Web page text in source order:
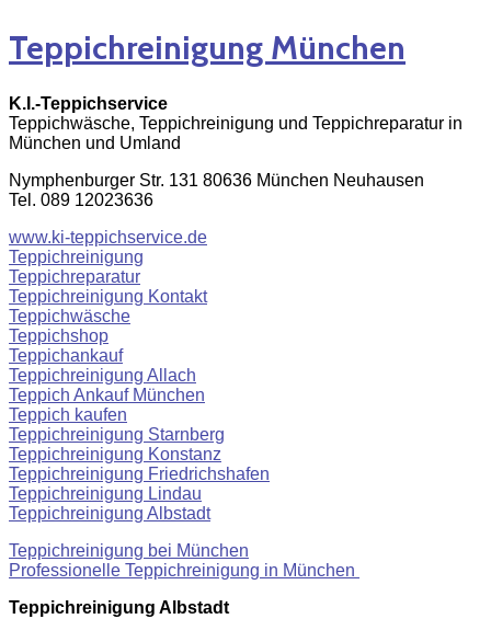
Teppichreinigung München
K.I.-Teppichservice
Teppichwäsche, Teppichreinigung und Teppichreparatur in
München und Umland
Nymphenburger Str. 131 80636 München Neuhausen
Tel. 089 12023636
www.ki-teppichservice.de
Teppichreinigung
Teppichreparatur
Teppichreinigung Kontakt
Teppichwäsche
Teppichshop
Teppichankauf
Teppichreinigung Allach
Teppich Ankauf München
Teppich kaufen
Teppichreinigung Starnberg
Teppichreinigung Konstanz
Teppichreinigung Friedrichshafen
Teppichreinigung Lindau
Teppichreinigung Albstadt
Teppichreinigung bei München
Professionelle Teppichreinigung in München
Teppichreinigung Albstadt